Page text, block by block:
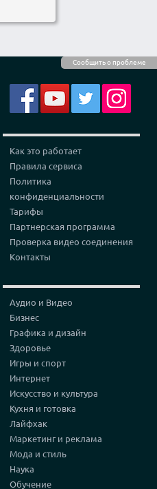
Сообщить о проблеме
Как это работает
Правила сервиса
Политика
конфиденциальности
Тарифы
Партнерская программа
Проверка видео соединения
Контакты
Аудио и Видео
Бизнес
Графика и дизайн
Здоровье
Игры и спорт
Интернет
Искусство и культура
Кухня и готовка
Лайфхак
Маркетинг и реклама
Мода и стиль
Наука
Обучение